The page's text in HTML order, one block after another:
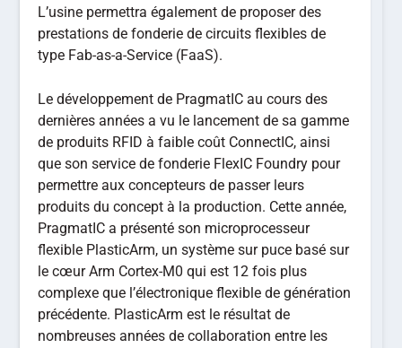
L’usine permettra également de proposer des
prestations de fonderie de circuits flexibles de
type Fab-as-a-Service (FaaS).
Le développement de PragmatIC au cours des
dernières années a vu le lancement de sa gamme
de produits RFID à faible coût ConnectIC, ainsi
que son service de fonderie FlexIC Foundry pour
permettre aux concepteurs de passer leurs
produits du concept à la production. Cette année,
PragmatIC a présenté son microprocesseur
flexible PlasticArm, un système sur puce basé sur
le cœur Arm Cortex-M0 qui est 12 fois plus
complexe que l’électronique flexible de génération
précédente. PlasticArm est le résultat de
nombreuses années de collaboration entre les